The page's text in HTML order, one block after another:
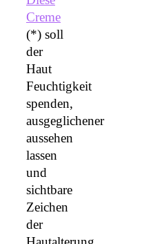
Creme
(*) soll
der
Haut
Feuchtigkeit
spenden,
ausgeglichener
aussehen
lassen
und
sichtbare
Zeichen
der